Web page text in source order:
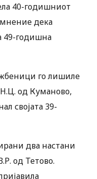
40-годишниот
дека
49-годишна
го лишиле
од Куманово,
својата 39-
два настани
од Тетово.